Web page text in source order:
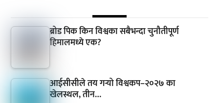
ब्रोड पिक किन विश्वका सबैभन्दा चुनौतीपूर्ण
हिमालमध्ये एक?
आईसीसीले तय गर्‍यो विश्वकप–२०२७ का
खेलस्थल, तीन…